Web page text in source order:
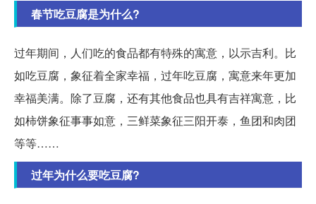
春节吃豆腐是为什么?
过年期间，人们吃的食品都有特殊的寓意，以示吉利。比
如吃豆腐，象征着全家幸福，过年吃豆腐，寓意来年更加
幸福美满。除了豆腐，还有其他食品也具有吉祥寓意，比
如柿饼象征事事如意，三鲜菜象征三阳开泰，鱼团和肉团
等等……
过年为什么要吃豆腐?